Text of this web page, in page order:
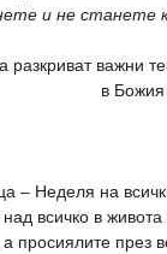
и не станете
важни
в
– Неделя на
всичко в
а просиялите